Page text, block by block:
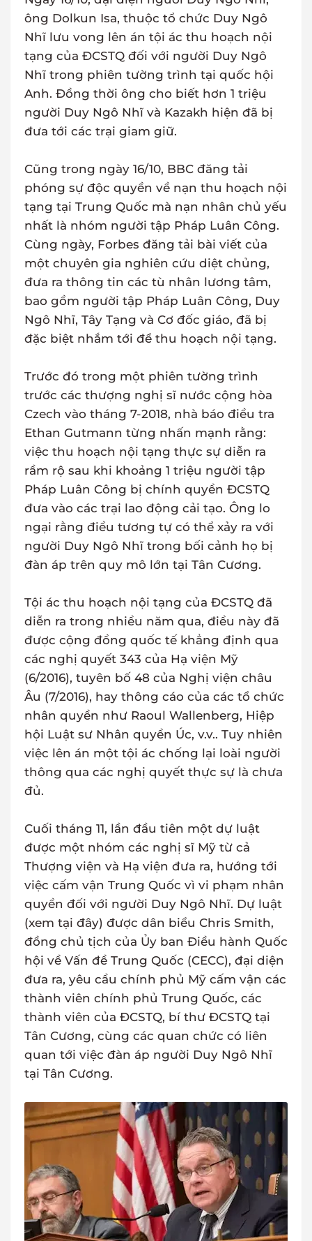
ông Dolkun Isa, thuộc tổ chức Duy Ngô
Nhĩ lưu vong lên án tội ác thu hoạch nội
tạng của ĐCSTQ đối với người Duy Ngô
Nhĩ trong phiên tường trình tại quốc hội
Anh. Đồng thời ông cho biết hơn 1 triệu
người Duy Ngô Nhĩ và Kazakh hiện đã bị
đưa tới các trại giam giữ.
Cũng trong ngày 16/10, BBC đăng tải
phóng sự độc quyền về nạn thu hoạch nội
tạng tại Trung Quốc mà nạn nhân chủ yếu
nhất là nhóm người tập Pháp Luân Công.
Cùng ngày, Forbes đăng tải bài viết của
một chuyên gia nghiên cứu diệt chủng,
đưa ra thông tin các tù nhân lương tâm,
bao gồm người tập Pháp Luân Công, Duy
Ngô Nhĩ, Tây Tạng và Cơ đốc giáo, đã bị
đặc biệt nhắm tới để thu hoạch nội tạng.
Trước đó trong một phiên tường trình
trước các thượng nghị sĩ nước cộng hòa
Czech vào tháng 7-2018, nhà báo điều tra
Ethan Gutmann từng nhấn mạnh rằng:
việc thu hoạch nội tạng thực sự diễn ra
rầm rộ sau khi khoảng 1 triệu người tập
Pháp Luân Công bị chính quyền ĐCSTQ
đưa vào các trại lao động cải tạo. Ông lo
ngại rằng điều tương tự có thể xảy ra với
người Duy Ngô Nhĩ trong bối cảnh họ bị
đàn áp trên quy mô lớn tại Tân Cương.
Tội ác thu hoạch nội tạng của ĐCSTQ đã
diễn ra trong nhiều năm qua, điều này đã
được cộng đồng quốc tế khẳng định qua
các nghị quyết 343 của Hạ viện Mỹ
(6/2016), tuyên bố 48 của Nghị viện châu
Âu (7/2016), hay thông cáo của các tổ chức
nhân quyền như Raoul Wallenberg, Hiệp
hội Luật sư Nhân quyền Úc, v.v.. Tuy nhiên
việc lên án một tội ác chống lại loài người
thông qua các nghị quyết thực sự là chưa
đủ.
Cuối tháng 11, lần đầu tiên một dự luật
được một nhóm các nghị sĩ Mỹ từ cả
Thượng viện và Hạ viện đưa ra, hướng tới
việc cấm vận Trung Quốc vì vi phạm nhân
quyền đối với người Duy Ngô Nhĩ. Dự luật
(xem tại đây) được dân biểu Chris Smith,
đồng chủ tịch của Ủy ban Điều hành Quốc
hội về Vấn đề Trung Quốc (CECC), đại diện
đưa ra, yêu cầu chính phủ Mỹ cấm vận các
thành viên chính phủ Trung Quốc, các
thành viên của ĐCSTQ, bí thư ĐCSTQ tại
Tân Cương, cùng các quan chức có liên
quan tới việc đàn áp người Duy Ngô Nhĩ
tại Tân Cương.